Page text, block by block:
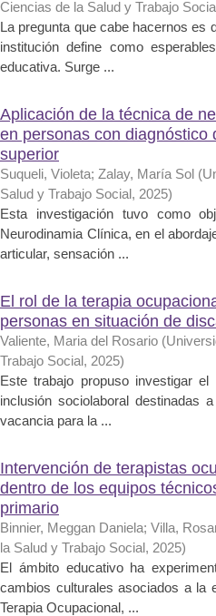
Ciencias de la Salud y Trabajo
La pregunta que cabe hacernos es
institución define como
educativa. Surge ...
Aplicación de la técnica de
en personas con diagnóstico
superior
Suqueli, Violeta; Zalay, María Sol (
Salud y Trabajo Social, 2025)
Esta investigación tuvo como
Neurodinamia Clínica, en el
articular, sensación ...
El rol de la terapia
personas en situación de
Valiente, Maria del Rosario (
Trabajo Social, 2025)
Este trabajo propuso investigar
inclusión sociolaboral destinadas
vacancia para la ...
Intervención de terapistas
dentro de los equipos
primario
Binnier, Meggan Daniela; Villa,
la Salud y Trabajo Social, 2025)
El ámbito educativo ha
cambios culturales asociados a la
Terapia Ocupacional, ...